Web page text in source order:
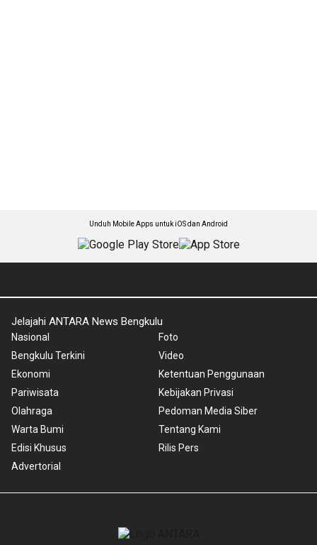
Unduh Mobile Apps untuk iOS dan Android
Jelajahi ANTARA News Bengkulu
Nasional
Bengkulu Terkini
Ekonomi
Pariwisata
Olahraga
Warta Bumi
Edisi Khusus
Advertorial
Foto
Video
Ketentuan Penggunaan
Kebijakan Privasi
Pedoman Media Siber
Tentang Kami
Rilis Pers